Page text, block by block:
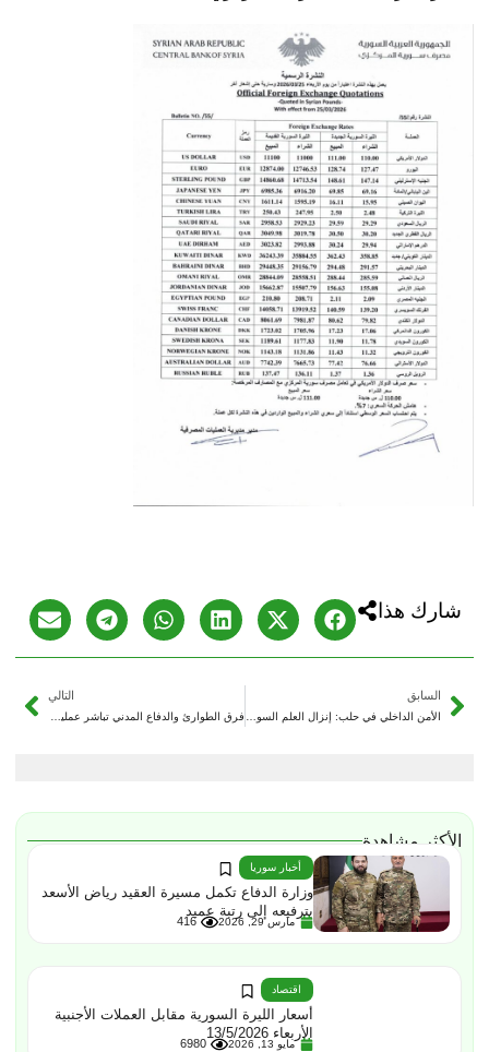
شارك هذا
السابق
الأمن الداخلي في حلب: إنزال العلم السوري يمس الدولة
التالي
فرق الطوارئ والدفاع المدني تباشر عمليات الإنقاذ في أحياء الحسكة المتضررة
الأكثر مشاهدة
أخبار سوريا
وزارة الدفاع تكمل مسيرة العقيد رياض الأسعد
بترفيعه إلى رتبة عميد
مارس 29, 2026 416
اقتصاد
أسعار الليرة السورية مقابل العملات الأجنبية
الأربعاء 13/5/2026
مايو 13, 2026 6980